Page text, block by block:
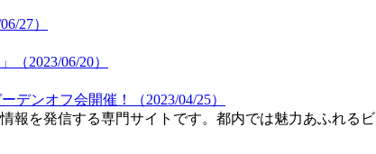
27）
2023/06/20）
デンオフ会開催！（2023/04/25）
を発信する専門サイトです。都内では魅力あふれる